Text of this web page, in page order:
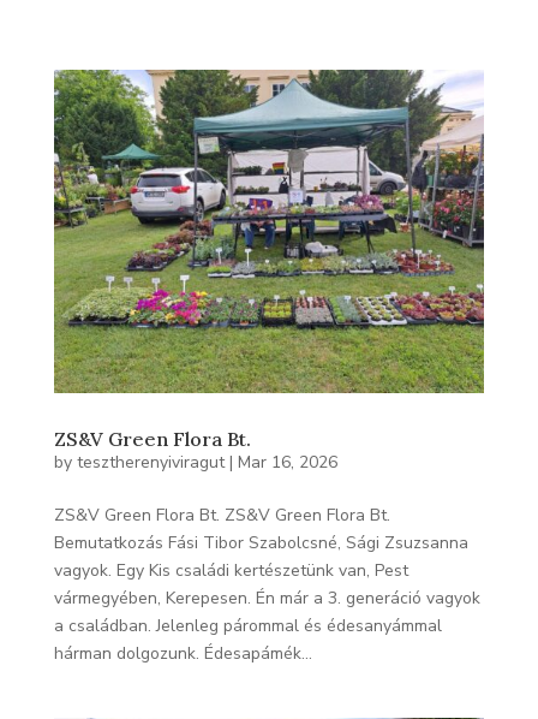
ZS&V Green Flora Bt.
by tesztherenyiviragut| Mar 16, 2026
ZS&V Green Flora Bt. ZS&V Green Flora Bt.
Bemutatkozás Fási Tibor Szabolcsné, Sági Zsuzsanna
vagyok. Egy Kis családi kertészetünk van, Pest
vármegyében, Kerepesen. Én már a 3. generáció vagyok
a családban. Jelenleg párommal és édesanyámmal
hárman dolgozunk. Édesapámék...